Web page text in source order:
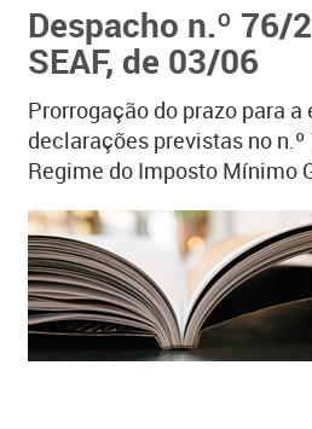
Despacho n.º 76/
SEAF, de 03/06
Prorrogação do prazo para a
declarações previstas no n.º
Regime do Imposto Mínimo